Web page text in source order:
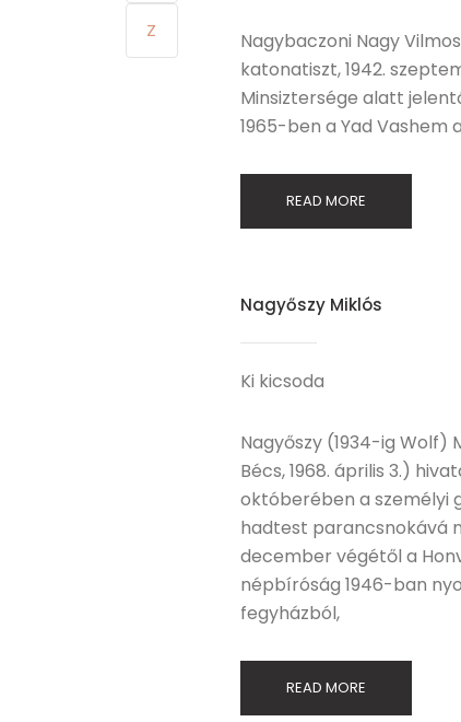
Z
Nagybaczoni Nagy Vilmos
katonatiszt, 1942.
Minsiztersége alatt
1965-ben a Yad
READ MORE
Nagyőszy Miklós
Ki kicsoda
Nagyőszy (1934-ig Wolf)
Bécs, 1968. április 3.)
októberében a személyi
hadtest parancsnokává
december végétől a
népbíróság 1946-ban
fegyházból,
READ MORE